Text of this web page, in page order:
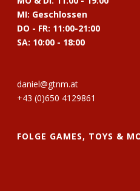
MI: Geschlossen
DO - FR: 11:00-21:00
SA: 10:00 - 18:00
daniel@gtnm.at
+43 (0)650 4129861
FOLGE GAMES, TOYS &